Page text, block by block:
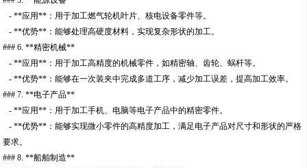
- **应用**：用于加工燃气轮机叶片、核电设备零件等。
- **优势**：能够处理高硬度材料，实现复杂形状的加工。
### 6. **精密机械**
- **应用**：用于加工高精度的机械零件，如精密轴、齿轮、蜗杆等。
- **优势**：能够在一次装夹中完成多道工序，减少加工误差，提高加工效率。
### 7. **电子产品**
- **应用**：用于加工手机、电脑等电子产品中的精密零件。
- **优势**：能够实现微小零件的高精度加工，满足电子产品对尺寸和形状的严格
要求。
### 8. **船舶制造**